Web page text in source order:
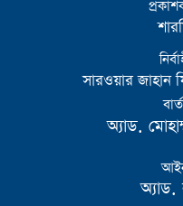
সারওয়ার জাহান
অ্যাড.
অ্যাড.